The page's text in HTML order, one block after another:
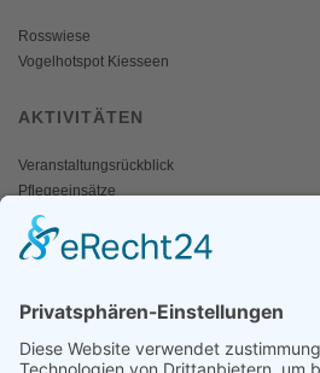
Rosswiese
Vogelhotspot Kiesseen
AKTIVITÄTEN
Veranstaltungsrückblick
Pflegeeinsätze
AKTIV WERDEN
Mitgliedschaft
Spenden